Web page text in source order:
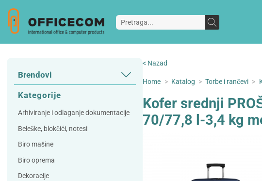
Brendovi
3L
A Plus
Accessories
AD
Alco
Artoz
Bene
Bordlite
Kategorije
Arhiviranje i odlaganje dokumentacije
Beleške, blokčići, notesi
Biro mašine
Biro oprema
Dekoracije
< Nazad
Home > Katalog > Torbe i rančevi >
Kofer srednji
70/77,8 l-3,4 kg